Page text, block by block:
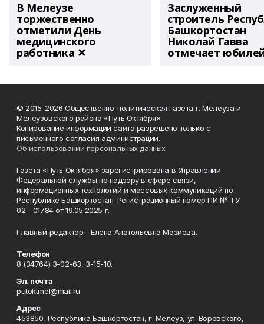
В Мелеузе
торжественно
отметили День
медицинского
работника ✕
Заслуженный
строитель
Башкортостан
Николай Гавва
отмечает
© 2015-2026 Общественно-политическая газета г. Мелеуза и
Мелеузовского района «Путь Октября».
Копирование информации сайта разрешено только с
письменного согласия администрации.
Об использовании персональных данных
Газета «Путь Октября» зарегистрирована в Управлении
Федеральной службы по надзору в сфере связи,
информационных технологий и массовых коммуникаций по
Республике Башкортостан. Регистрационный номер ПИ № ТУ
02 - 01784 от 19.05.2025 г.
Главный редактор - Елена Анатольевна Мазиева.
Телефон
8 (34764) 3-02-63, 3-15-10.
Эл. почта
putoktmel@mail.ru
Адрес
453850, Республика Башкортостан, г. Мелеуз, ул. Воровского,